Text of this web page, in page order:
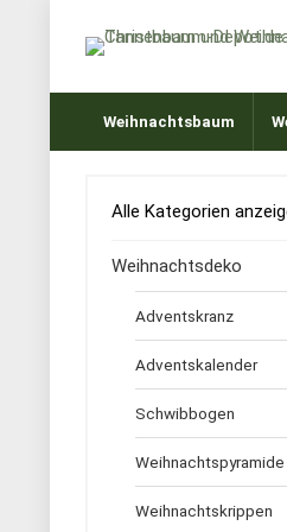
Weihnachtsbaum
Alle Kategorien
Weihnachtsdeko
Adventskranz
Adventskalender
Schwibbogen
Weihnachtspyramide
Weihnachtskrippen